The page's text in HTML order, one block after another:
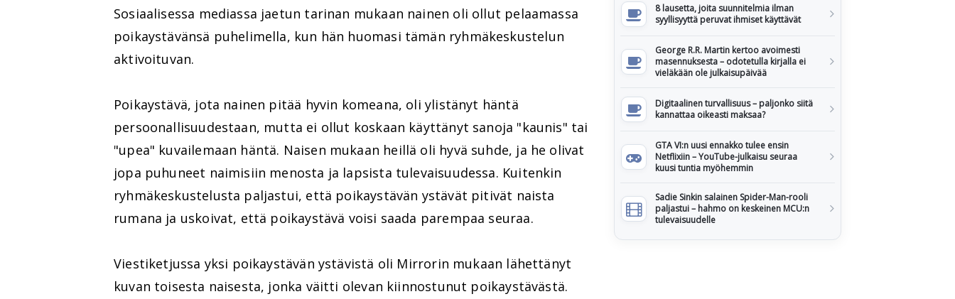
Sosiaalisessa mediassa jaetun tarinan mukaan nainen oli ollut pelaamassa
poikaystävänsä puhelimella, kun hän huomasi tämän ryhmäkeskustelun
aktivoituvan.
Poikaystävä, jota nainen pitää hyvin komeana, oli ylistänyt häntä
persoonallisuudestaan, mutta ei ollut koskaan käyttänyt sanoja "kaunis" tai
"upea" kuvailemaan häntä. Naisen mukaan heillä oli hyvä suhde, ja he olivat
jopa puhuneet naimisiin menosta ja lapsista tulevaisuudessa. Kuitenkin
ryhmäkeskustelusta paljastui, että poikaystävän ystävät pitivät naista
rumana ja uskoivat, että poikaystävä voisi saada parempaa seuraa.
Viestiketjussa yksi poikaystävän ystävistä oli Mirrorin mukaan lähettänyt
kuvan toisesta naisesta, jonka väitti olevan kiinnostunut poikaystävästä.
8 lausetta, joita suunnitelmia ilman
syyllisyyttä peruvat ihmiset käyttävät
George R.R. Martin kertoo avoimesti
masennuksesta – odotetulla kirjalla ei
vieläkään ole julkaisupäivää
Digitaalinen turvallisuus – paljonko siitä
kannattaa oikeasti maksaa?
GTA VI:n uusi ennakko tulee ensin
Netflixiin – YouTube-julkaisu seuraa
kuusi tuntia myöhemmin
Sadie Sinkin salainen Spider-Man-rooli
paljastui – hahmo on keskeinen MCU:n
tulevaisuudelle